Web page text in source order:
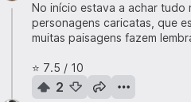
No início estava a achar tudo
personagens caricatas, que
muitas paisagens fazem
⭐ 7.5 / 10
2